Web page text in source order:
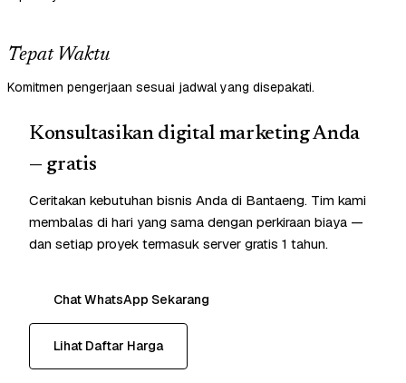
Tepat Waktu
Komitmen pengerjaan sesuai jadwal yang disepakati.
Konsultasikan digital marketing Anda
— gratis
Ceritakan kebutuhan bisnis Anda di Bantaeng. Tim kami
membalas di hari yang sama dengan perkiraan biaya —
dan setiap proyek termasuk server gratis 1 tahun.
Chat WhatsApp Sekarang
Lihat Daftar Harga